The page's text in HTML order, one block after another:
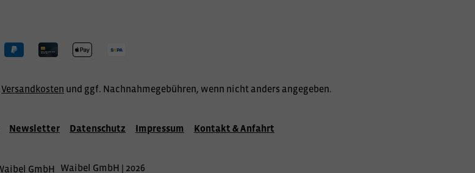
Versandkosten und ggf. Nachnahmegebühren, wenn nicht anders angegeben.
Newsletter Datenschutz Impressum Kontakt & Anfahrt
Waibel GmbH | 2026